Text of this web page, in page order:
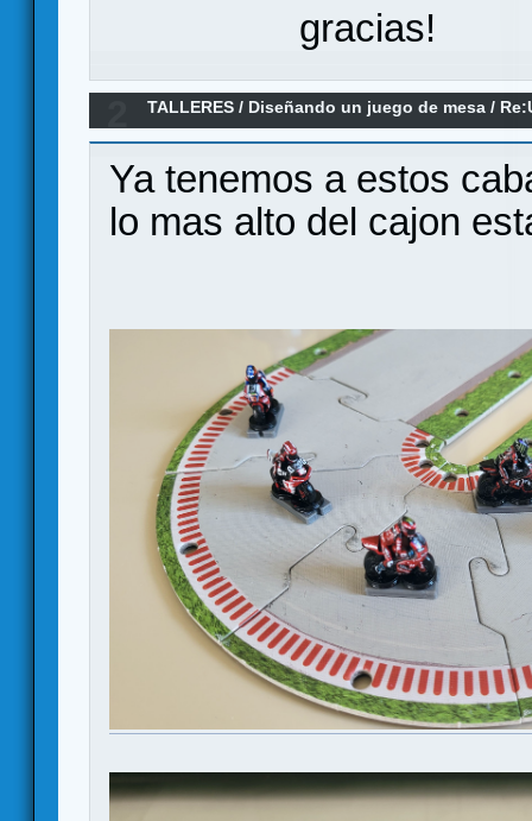
gracias!
TALLERES / Diseñando un juego de mesa /
Ya tenemos a estos
lo mas alto del cajon